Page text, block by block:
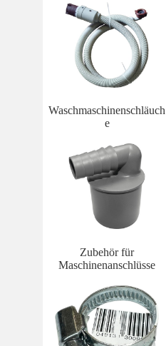
Waschmaschinenschläuch
e
Zubehör für
Maschinenanschlüsse